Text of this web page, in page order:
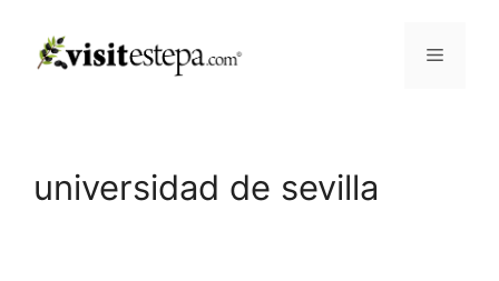
contenido
Menú
universidad de sevilla